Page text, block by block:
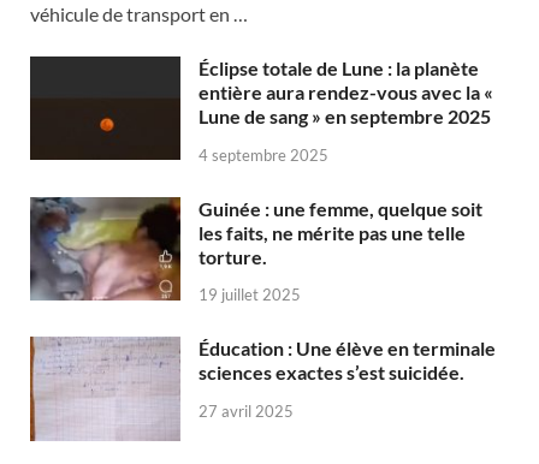
véhicule de transport en …
Éclipse totale de Lune : la planète
entière aura rendez-vous avec la «
Lune de sang » en septembre 2025
4 septembre 2025
Guinée : une femme, quelque soit
les faits, ne mérite pas une telle
torture.
19 juillet 2025
Éducation : Une élève en terminale
sciences exactes s’est suicidée.
27 avril 2025